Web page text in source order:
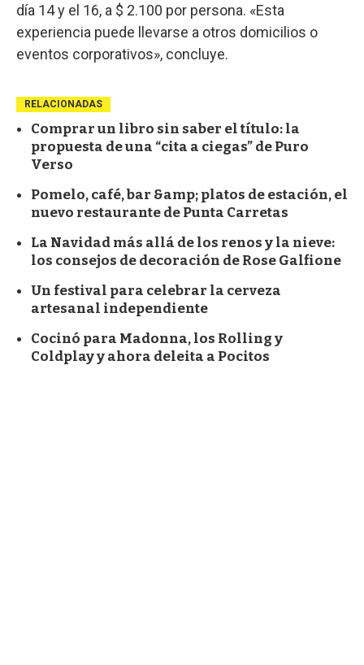
día 14 y el 16, a $ 2.100 por persona. «Esta
experiencia puede llevarse a otros domicilios o
eventos corporativos», concluye.
RELACIONADAS
Comprar un libro sin saber el título: la
propuesta de una “cita a ciegas” de Puro
Verso
Pomelo, café, bar &amp; platos de estación, el
nuevo restaurante de Punta Carretas
La Navidad más allá de los renos y la nieve:
los consejos de decoración de Rose Galfione
Un festival para celebrar la cerveza
artesanal independiente
Cocinó para Madonna, los Rolling y
Coldplay y ahora deleita a Pocitos